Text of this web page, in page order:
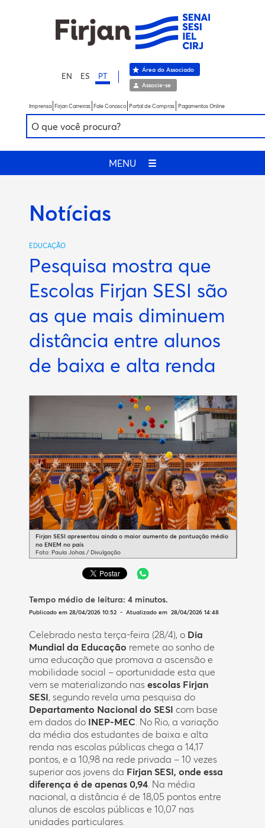
EN ES PT
Área do Associado
Associe-se
Imprensa Firjan Carreiras Fale Conosco Portal de Compras Pagamentos Online
MENU ☰
Notícias
EDUCAÇÃO
Pesquisa mostra que
Escolas Firjan SESI são
as que mais diminuem
distância entre alunos
de baixa e alta renda
Firjan SESI apresentou ainda o maior aumento de pontuação médio
no ENEM no país
Foto: Paula Johas / Divulgação
Tempo médio de leitura: 4 minutos.
Publicado em 28/04/2026 10:52 - Atualizado em 28/04/2026 14:48
Celebrado nesta terça-feira (28/4), o Dia
Mundial da Educação remete ao sonho de
uma educação que promova a ascensão e
mobilidade social – oportunidade esta que
vem se materializando nasescolas Firjan
SESI, segundo revela uma pesquisa do
Departamento Nacional do SESI com base
em dados do INEP-MEC . No Rio, a variação
da média dos estudantes de baixa e alta
renda nas escolas públicas chega a 14,17
pontos, e a 10,98 na rede privada – 10 vezes
superior aos jovens da Firjan SESI, onde essa
diferença é de apenas 0,94 . Na média
nacional, a distância é de 18,05 pontos entre
alunos de escolas públicas e 10,07 nas
unidades particulares.